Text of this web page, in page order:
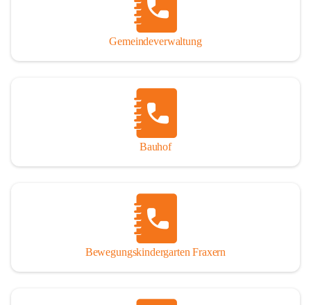
Gemeindeverwaltung
Bauhof
Bewegungskindergarten Fraxern